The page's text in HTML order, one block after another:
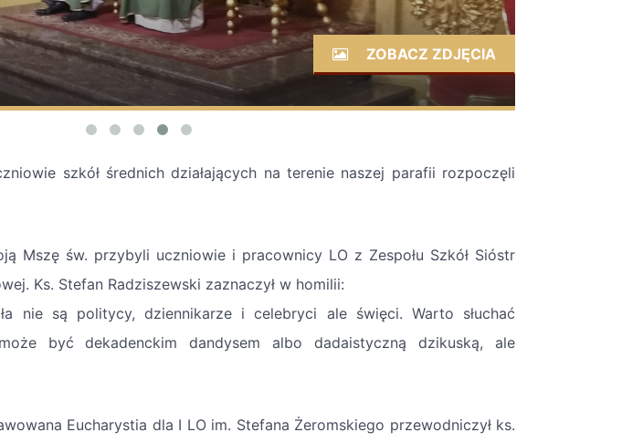
ZOBACZ ZDJĘCIA
szkół średnich działających na terenie naszej parafii rozpoczęli
Mszę św. przybyli uczniowie i pracownicy LO z Zespołu Szkół Sióstr
Ks. Stefan Radziszewski zaznaczył w homilii:
nie są politycy, dziennikarze i celebryci ale święci. Warto słuchać
być dekadenckim dandysem albo dadaistyczną dzikuską, ale
Eucharystia dla I LO im. Stefana Żeromskiego przewodniczył ks.